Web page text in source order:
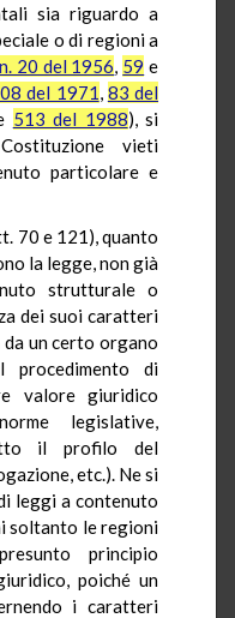
sia riguardo a
o di regioni a
20 del 1956, 59 e
del 1971, 83 del
513 del 1988), si
vieti
particolare e
70 e 121), quanto
la legge, non già
strutturale o
dei suoi caratteri
un certo organo
di
valore giuridico
legislative,
il profilo del
etc.). Ne si
leggi a contenuto
soltanto le regioni
principio
poiché un
i caratteri